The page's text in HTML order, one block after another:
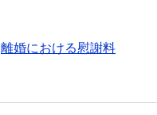
離婚における慰謝料